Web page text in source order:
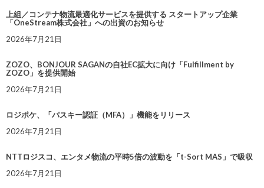
上組／コンテナ物流最適化サービスを提供する スタートアップ企業
「OneStream株式会社」への出資のお知らせ
2026年7月21日
ZOZO、BONJOUR SAGANの自社EC拡大に向け「Fulfillment by
ZOZO」を提供開始
2026年7月21日
ロジポケ、「パスキー認証（MFA）」機能をリリース
2026年7月21日
NTTロジスコ、エンタメ物流の平時5倍の波動を「t-Sort MAS」で吸収
2026年7月21日